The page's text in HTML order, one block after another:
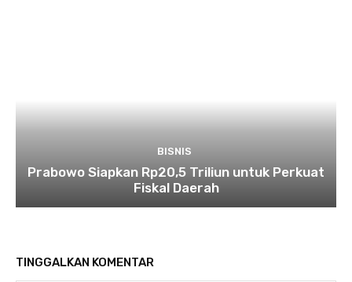
BISNIS
Prabowo Siapkan Rp20,5 Triliun untuk Perkuat
Fiskal Daerah
TINGGALKAN KOMENTAR